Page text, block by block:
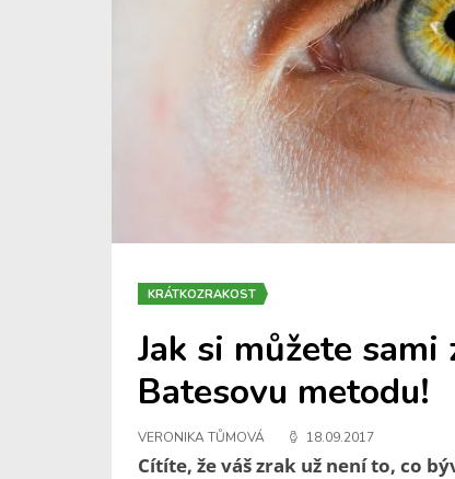
KRÁTKOZRAKOST
Jak si můžete
Batesovu metodu!
VERONIKA TŮMOVÁ 18.09.2017
Cítíte, že váš zrak už není to, co